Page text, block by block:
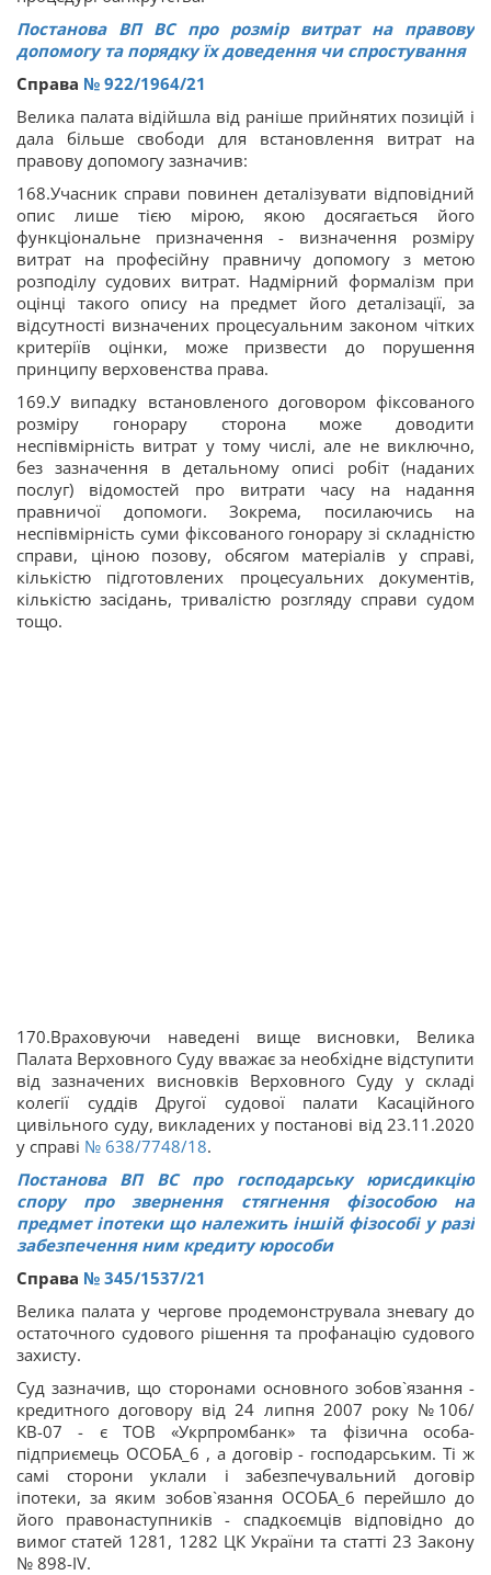
Постанова ВП ВС про розмір витрат на правову
допомогу та порядку їх доведення чи спростування
Справа № 922/1964/21
Велика палата відійшла від раніше прийнятих позицій і
дала більше свободи для встановлення витрат на
правову допомогу зазначив:
168.Учасник справи повинен деталізувати відповідний
опис лише тією мірою, якою досягається його
функціональне призначення - визначення розміру
витрат на професійну правничу допомогу з метою
розподілу судових витрат. Надмірний формалізм при
оцінці такого опису на предмет його деталізації, за
відсутності визначених процесуальним законом чітких
критеріїв оцінки, може призвести до порушення
принципу верховенства права.
169.У випадку встановленого договором фіксованого
розміру гонорару сторона може доводити
неспівмірність витрат у тому числі, але не виключно,
без зазначення в детальному описі робіт (наданих
послуг) відомостей про витрати часу на надання
правничої допомоги. Зокрема, посилаючись на
неспівмірність суми фіксованого гонорару зі складністю
справи, ціною позову, обсягом матеріалів у справі,
кількістю підготовлених процесуальних документів,
кількістю засідань, тривалістю розгляду справи судом
тощо.
170.Враховуючи наведені вище висновки, Велика
Палата Верховного Суду вважає за необхідне відступити
від зазначених висновків Верховного Суду у складі
колегії суддів Другої судової палати Касаційного
цивільного суду, викладених у постанові від 23.11.2020
у справі № 638/7748/18.
Постанова ВП ВС про господарську юрисдикцію
спору про звернення стягнення фізособою на
предмет іпотеки що належить іншій фізособі у разі
забезпечення ним кредиту юрособи
Справа № 345/1537/21
Велика палата у чергове продемонструвала зневагу до
остаточного судового рішення та профанацію судового
захисту.
Суд зазначив, що сторонами основного зобов`язання -
кредитного договору від 24 липня 2007 року №106/
КВ-07 - є ТОВ «Укрпромбанк» та фізична особа-
підприємець ОСОБА_6 , а договір - господарським. Ті ж
самі сторони уклали і забезпечувальний договір
іпотеки, за яким зобов`язання ОСОБА_6 перейшло до
його правонаступників - спадкоємців відповідно до
вимог статей 1281, 1282 ЦК України та статті 23 Закону
№ 898-IV.